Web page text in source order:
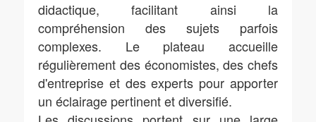
didactique, facilitant ainsi la
compréhension des sujets parfois
complexes. Le plateau accueille
régulièrement des économistes, des chefs
d'entreprise et des experts pour apporter
un éclairage pertinent et diversifié.